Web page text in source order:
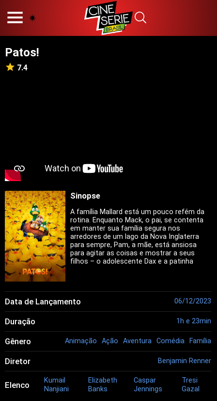
PRINCÍPIOS EDITORIAIS
POLÍTICA DE PRIVACIDADE
Filmes
Novelas
Patos!
7.4
Sinopse
A família Mallard está um pouco refém da
rotina. Enquanto Mack, o pai, se contenta
em manter sua família segura nos
arredores de um lago da Nova Inglaterra
para sempre, Pam, a mãe, está ansiosa
para agitar as coisas e mostrar a seus
filhos – o adolescente Dax e a patinha
lugares distantes, Pam convence Mack a
embarcar em uma viagem em família, via
Nova York, para a Jamaica tropical.
Data de Lançamento 06/12/2023
Duração 1h e 23min
Gênero Animação Ação Aventura Comédia Família
Diretor Benjamin Renner
Elenco
Kumail
Nanjiani
Elizabeth
Banks
Caspar
Jennings
Tresi
Gazal